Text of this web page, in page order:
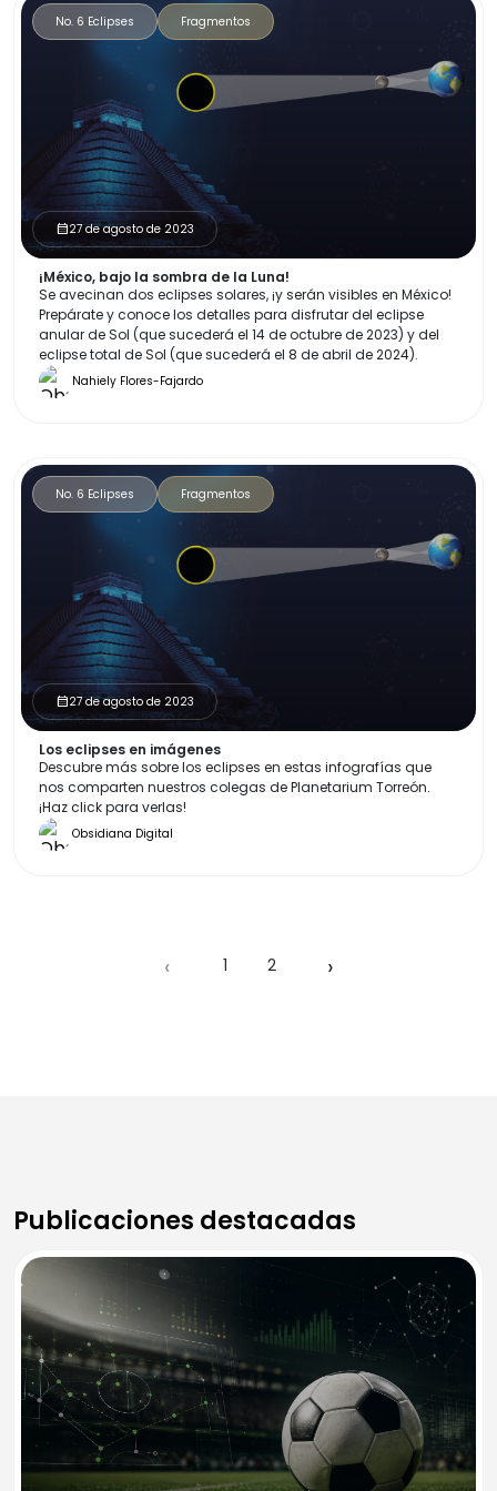
No. 6 Eclipses Fragmentos
calendar_month27 de agosto de 2023
¡México, bajo la sombra de la Luna!
Se avecinan dos eclipses solares, ¡y serán visibles en México!
Prepárate y conoce los detalles para disfrutar del eclipse
anular de Sol (que sucederá el 14 de octubre de 2023) y del
eclipse total de Sol (que sucederá el 8 de abril de 2024).
Nahiely Flores-Fajardo
No. 6 Eclipses Fragmentos
calendar_month27 de agosto de 2023
Los eclipses en imágenes
Descubre más sobre los eclipses en estas infografías que
nos comparten nuestros colegas de Planetarium Torreón.
¡Haz click para verlas!
Obsidiana Digital
‹ 1 2 ›
Publicaciones destacadas